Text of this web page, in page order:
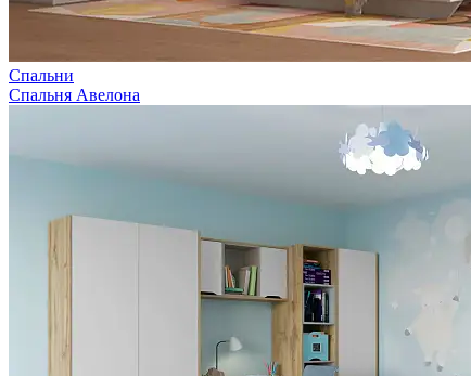
Спальни
Спальня Авелона